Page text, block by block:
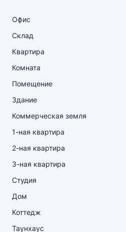
Офис
Склад
Квартира
Комната
Помещение
Здание
Коммерческая земля
1-ная квартира
2-ная квартира
3-ная квартира
Студия
Дом
Коттедж
Таунхаус